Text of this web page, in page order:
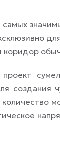
коридор
создания